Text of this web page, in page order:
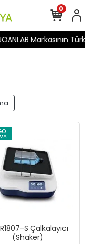
Markasının
0
S Çalkalayıcı
(Shaker)